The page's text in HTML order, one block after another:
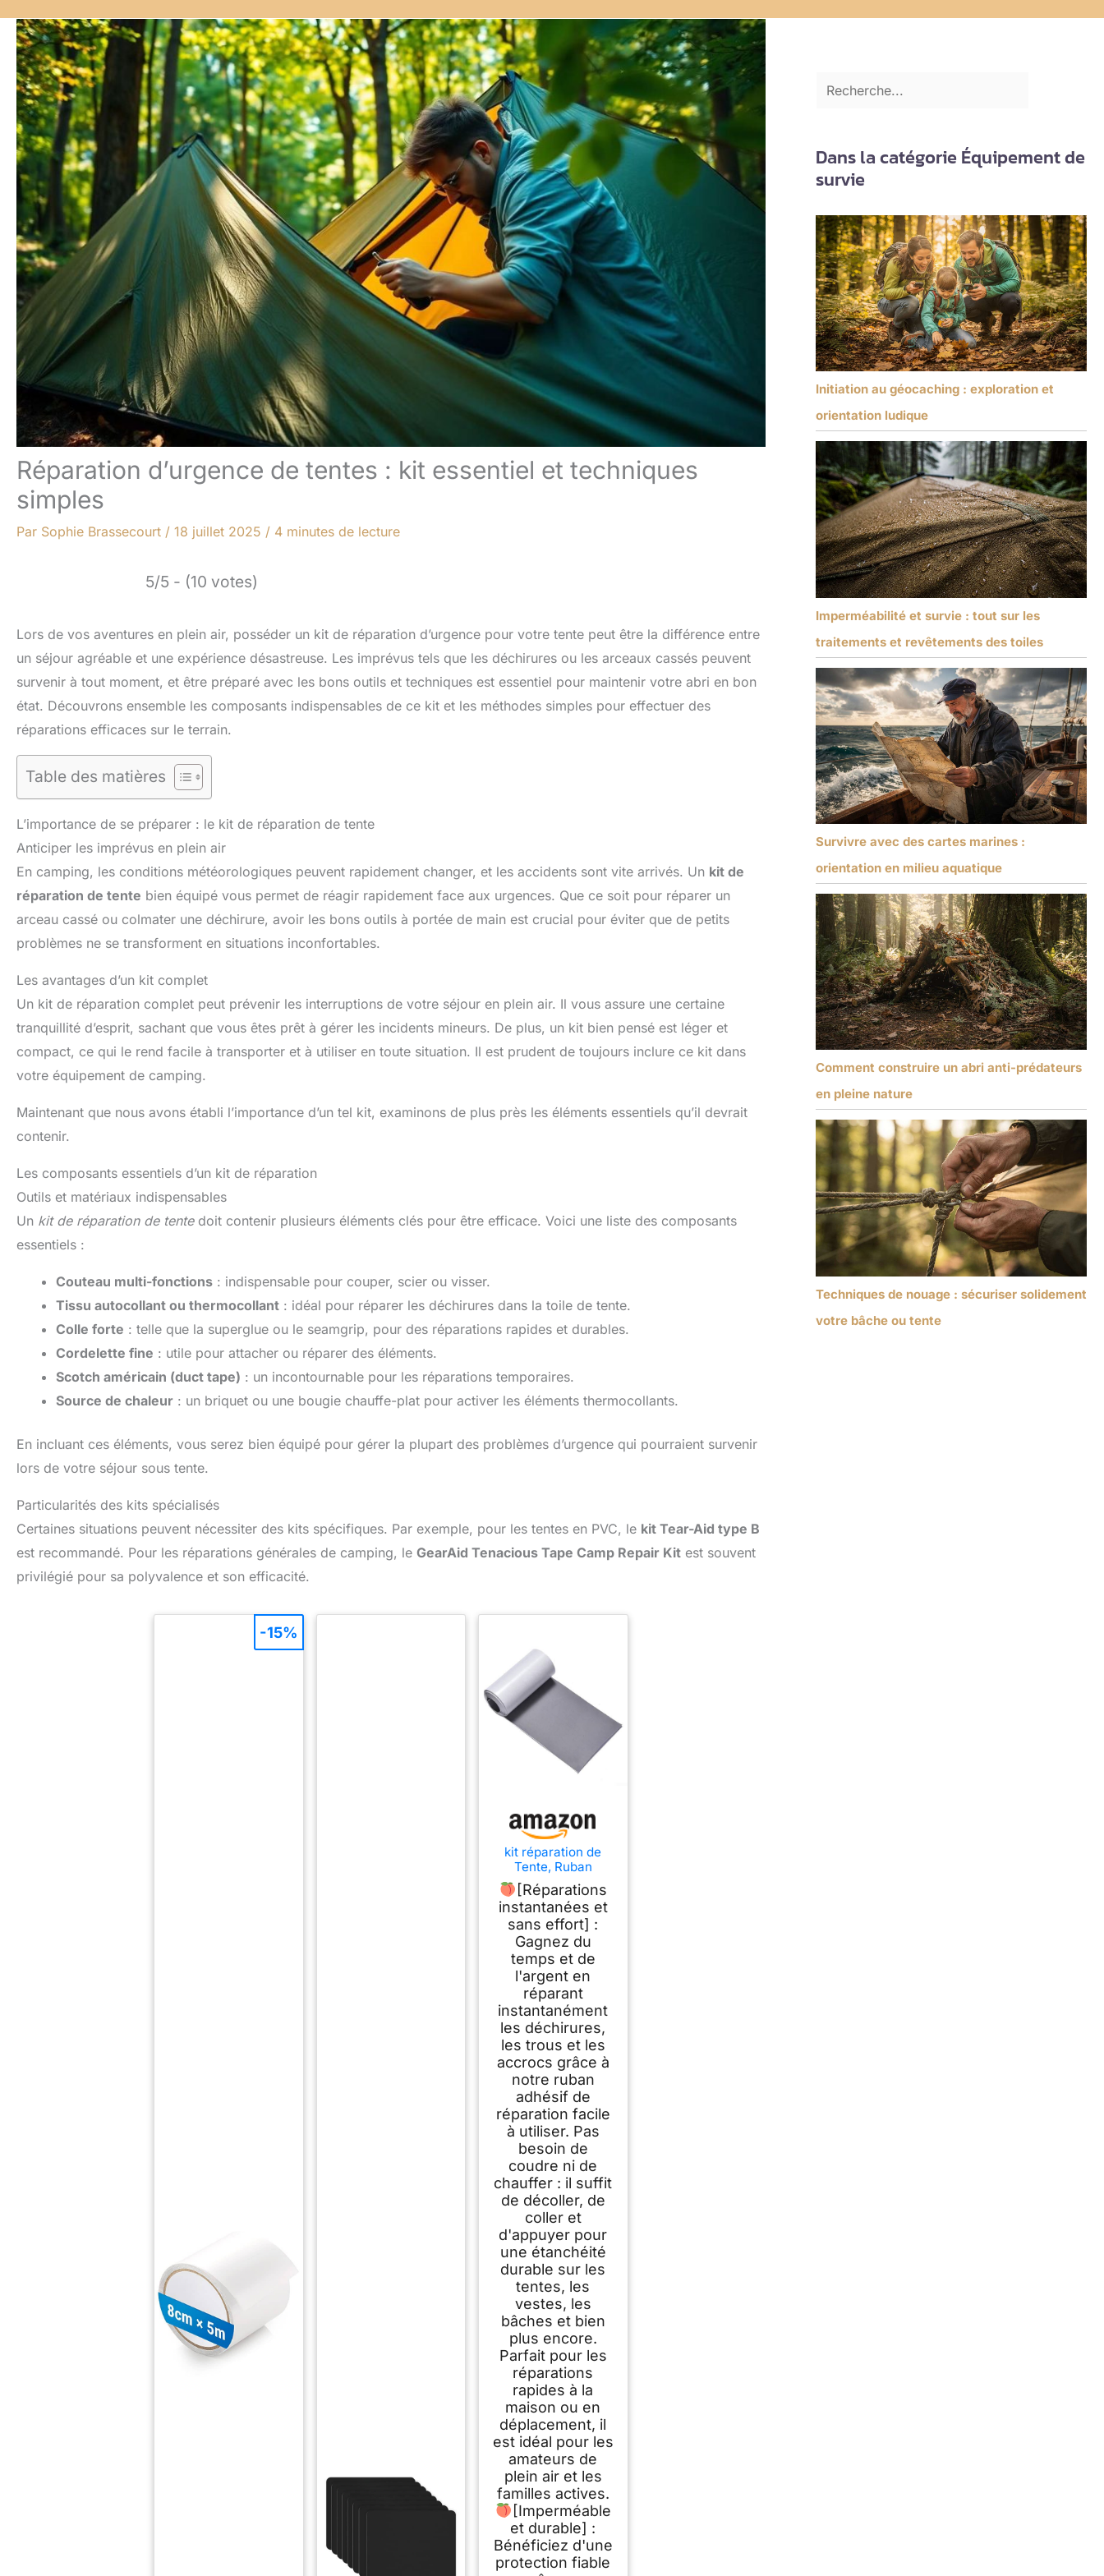
Réparation d’urgence de tentes : kit essentiel et techniques
simples
Par Sophie Brassecourt / 18 juillet 2025 / 4 minutes de lecture
5/5 - (10 votes)
Lors de vos aventures en plein air, posséder un kit de réparation d’urgence pour votre tente peut être la différence entre
un séjour agréable et une expérience désastreuse. Les imprévus tels que les déchirures ou les arceaux cassés peuvent
survenir à tout moment, et être préparé avec les bons outils et techniques est essentiel pour maintenir votre abri en bon
état. Découvrons ensemble les composants indispensables de ce kit et les méthodes simples pour effectuer des
réparations efficaces sur le terrain.
Table des matières
L’importance de se préparer : le kit de réparation de tente
Anticiper les imprévus en plein air
En camping, les conditions météorologiques peuvent rapidement changer, et les accidents sont vite arrivés. Un kit de
réparation de tente bien équipé vous permet de réagir rapidement face aux urgences. Que ce soit pour réparer un
arceau cassé ou colmater une déchirure, avoir les bons outils à portée de main est crucial pour éviter que de petits
problèmes ne se transforment en situations inconfortables.
Les avantages d’un kit complet
Un kit de réparation complet peut prévenir les interruptions de votre séjour en plein air. Il vous assure une certaine
tranquillité d’esprit, sachant que vous êtes prêt à gérer les incidents mineurs. De plus, un kit bien pensé est léger et
compact, ce qui le rend facile à transporter et à utiliser en toute situation. Il est prudent de toujours inclure ce kit dans
votre équipement de camping.
Maintenant que nous avons établi l’importance d’un tel kit, examinons de plus près les éléments essentiels qu’il devrait
contenir.
Les composants essentiels d’un kit de réparation
Outils et matériaux indispensables
Un kit de réparation de tentedoit contenir plusieurs éléments clés pour être efficace. Voici une liste des composants
essentiels :
Couteau multi-fonctions : indispensable pour couper, scier ou visser.
Tissu autocollant ou thermocollant : idéal pour réparer les déchirures dans la toile de tente.
Colle forte : telle que la superglue ou le seamgrip, pour des réparations rapides et durables.
Cordelette fine : utile pour attacher ou réparer des éléments.
Scotch américain (duct tape) : un incontournable pour les réparations temporaires.
Source de chaleur : un briquet ou une bougie chauffe-plat pour activer les éléments thermocollants.
En incluant ces éléments, vous serez bien équipé pour gérer la plupart des problèmes d’urgence qui pourraient survenir
lors de votre séjour sous tente.
Particularités des kits spécialisés
Certaines situations peuvent nécessiter des kits spécifiques. Par exemple, pour les tentes en PVC, le kit Tear-Aid type B
est recommandé. Pour les réparations générales de camping, le GearAid Tenacious Tape Camp Repair Kit est souvent
privilégié pour sa polyvalence et son efficacité.
-15%
kit réparation de
Tente, Ruban
Adhésif de
Réparation de
Bâche, Ruban de
réparation invisible
pour tente, auvent,
tonnelle, nylon,
résistant aux UV, kit
de réparation de
crevaison (gris)
[Réparations
instantanées et
sans effort] :
Gagnez du
temps et de
l'argent en
réparant
instantanément
les déchirures,
les trous et les
accrocs grâce à
notre ruban
adhésif de
réparation facile
à utiliser. Pas
besoin de
coudre ni de
chauffer : il suffit
de décoller, de
coller et
d'appuyer pour
une étanchéité
durable sur les
tentes, les
vestes, les
bâches et bien
plus encore.
Parfait pour les
réparations
rapides à la
maison ou en
déplacement, il
est idéal pour les
amateurs de
plein air et les
familles actives.
[Imperméable
et durable] :
Bénéficiez d'une
protection fiable
Dans la catégorie Équipement de
survie
Initiation au géocaching : exploration et
orientation ludique
Imperméabilité et survie : tout sur les
traitements et revêtements des toiles
Survivre avec des cartes marines :
orientation en milieu aquatique
Comment construire un abri anti-prédateurs
en pleine nature
Techniques de nouage : sécuriser solidement
votre bâche ou tente